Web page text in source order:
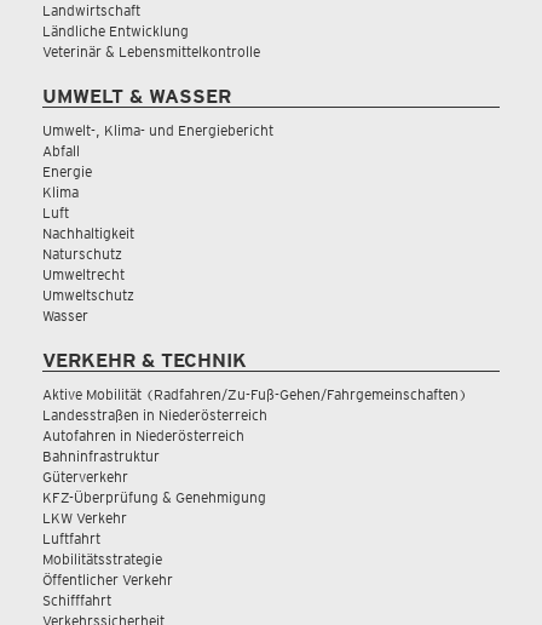
Landwirtschaft
Ländliche Entwicklung
Veterinär & Lebensmittelkontrolle
UMWELT & WASSER
Umwelt-, Klima- und Energiebericht
Abfall
Energie
Klima
Luft
Nachhaltigkeit
Naturschutz
Umweltrecht
Umweltschutz
Wasser
VERKEHR & TECHNIK
Aktive Mobilität (Radfahren/Zu-Fuß-Gehen/Fahrgemeinschaften)
Landesstraßen in Niederösterreich
Autofahren in Niederösterreich
Bahninfrastruktur
Güterverkehr
KFZ-Überprüfung & Genehmigung
LKW Verkehr
Luftfahrt
Mobilitätsstrategie
Öffentlicher Verkehr
Schifffahrt
Verkehrssicherheit